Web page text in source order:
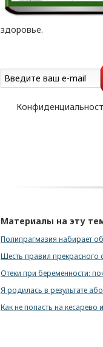
здоровье.
Материалы на эту
Полипрагмазия набирает
Шесть правил прекрасного
Отеки при беременности:
Я родилась в результате
Как не попасть на кесарево